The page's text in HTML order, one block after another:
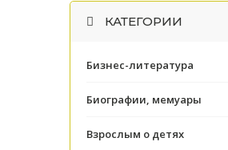
КАТЕГОРИИ
Бизнес-литература
Биографии, мемуары
Взрослым о детях